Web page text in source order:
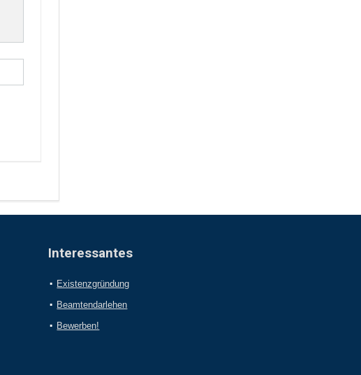
Interessantes
Existenzgründung
Beamtendarlehen
Bewerben!